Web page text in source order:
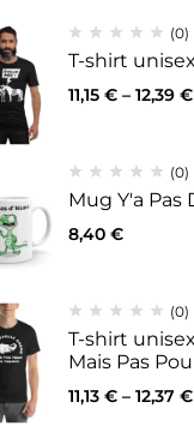
(0)
T-shirt
11,15 € – 12,39 €
(0)
Mug Y'a Pas
8,40 €
(0)
T-shirt
Mais Pas
11,13 € – 12,37 €